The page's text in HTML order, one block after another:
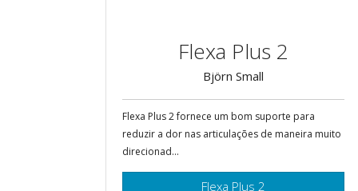
Flexa Plus 2
Björn Small
Flexa Plus 2 fornece um bom suporte para
reduzir a dor nas articulações de maneira muito
direcionad...
Flexa Plus 2